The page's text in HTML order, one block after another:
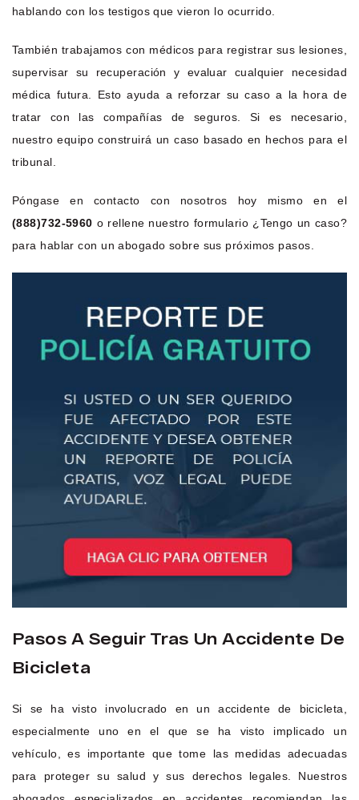
hablando con los testigos que vieron lo ocurrido.
También trabajamos con médicos para registrar sus lesiones,
supervisar su recuperación y evaluar cualquier necesidad
médica futura. Esto ayuda a reforzar su caso a la hora de
tratar con las compañías de seguros. Si es necesario,
nuestro equipo construirá un caso basado en hechos para el
tribunal.
Póngase en contacto con nosotros hoy mismo en el
(888)732-5960 o rellene nuestro formulario ¿Tengo un caso?
para hablar con un abogado sobre sus próximos pasos.
Pasos A Seguir Tras Un Accidente De
Bicicleta
Si se ha visto involucrado en un accidente de bicicleta,
especialmente uno en el que se ha visto implicado un
vehículo, es importante que tome las medidas adecuadas
para proteger su salud y sus derechos legales. Nuestros